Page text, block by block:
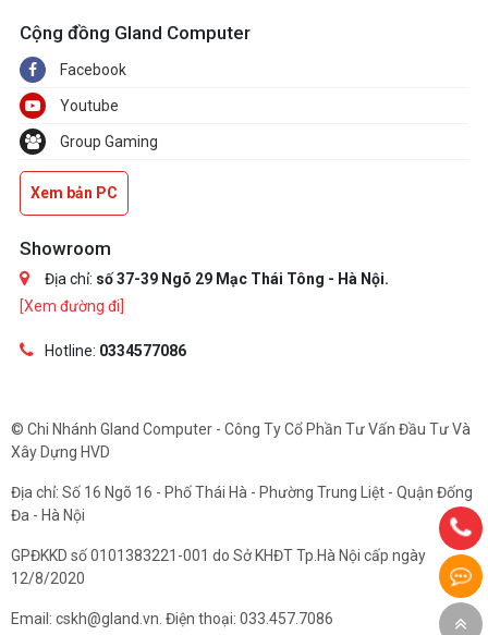
Cộng đồng Gland Computer
Facebook
Youtube
Group Gaming
Xem bản PC
Showroom
Địa chỉ: số 37-39 Ngõ 29 Mạc Thái Tông - Hà Nội.
[Xem đường đi]
Hotline: 0334577086
© Chi Nhánh Gland Computer - Công Ty Cổ Phần Tư Vấn Đầu Tư Và
Xây Dựng HVD
Địa chỉ: Số 16 Ngõ 16 - Phố Thái Hà - Phường Trung Liệt - Quận Đống
Đa - Hà Nội
GPĐKKD số 0101383221-001 do Sở KHĐT Tp.Hà Nội cấp ngày
12/8/2020
Email: cskh@gland.vn. Điện thoại: 033.457.7086